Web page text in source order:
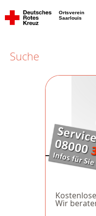
Ortsverein
Saarlouis
Suche
Wir